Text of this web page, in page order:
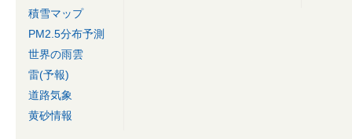
積雪マップ
PM2.5分布予測
世界の雨雲
雷(予報)
道路気象
黄砂情報